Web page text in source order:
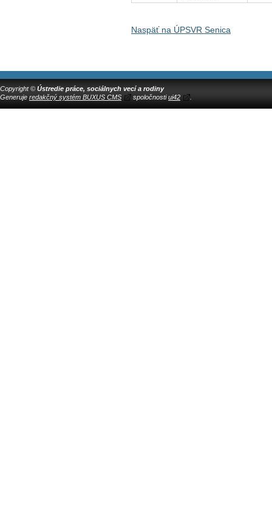
Naspäť na ÚPSVR Senica
Copyright © Ústredie práce, sociálnych vecí a rodiny
Generuje redakčný systém BUXUS CMS spoločnostiui42